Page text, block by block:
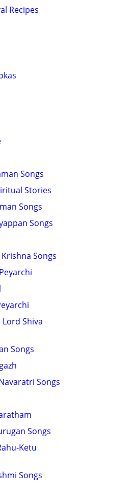
Recipes
Songs
Stories
Songs
Songs
Songs
Shiva
Songs
Songs
Songs
Ketu
Songs